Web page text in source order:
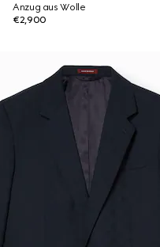
Anzug aus Wolle
€2,900